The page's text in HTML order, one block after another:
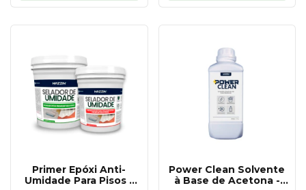
Primer Epóxi Anti-
Umidade Para Pisos -
Power Clean Solvente
à Base de Acetona -